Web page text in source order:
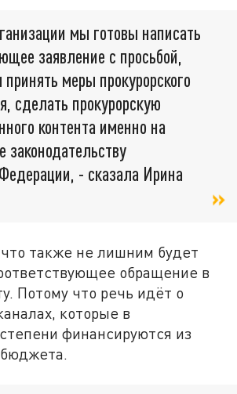
мы готовы написать
заявление с просьбой,
принять меры прокурорского
сделать прокурорскую
контента именно на
законодательству
- сказала Ирина
также не лишним будет
обращение в
Потому что речь идёт о
которые в
финансируются из